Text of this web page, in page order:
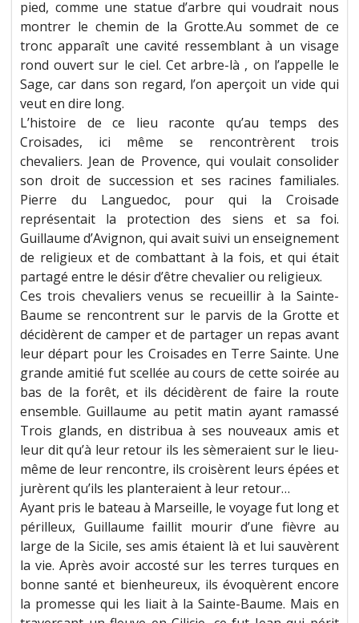
pied, comme une statue d’arbre qui voudrait nous
montrer le chemin de la Grotte.Au sommet de ce
tronc apparaît une cavité ressemblant à un visage
rond ouvert sur le ciel. Cet arbre-là , on l’appelle le
Sage, car dans son regard, l’on aperçoit un vide qui
veut en dire long.
L’histoire de ce lieu raconte qu’au temps des
Croisades, ici même se rencontrèrent trois
chevaliers. Jean de Provence, qui voulait consolider
son droit de succession et ses racines familiales.
Pierre du Languedoc, pour qui la Croisade
représentait la protection des siens et sa foi.
Guillaume d’Avignon, qui avait suivi un enseignement
de religieux et de combattant à la fois, et qui était
partagé entre le désir d’être chevalier ou religieux.
Ces trois chevaliers venus se recueillir à la Sainte-
Baume se rencontrent sur le parvis de la Grotte et
décidèrent de camper et de partager un repas avant
leur départ pour les Croisades en Terre Sainte. Une
grande amitié fut scellée au cours de cette soirée au
bas de la forêt, et ils décidèrent de faire la route
ensemble. Guillaume au petit matin ayant ramassé
Trois glands, en distribua à ses nouveaux amis et
leur dit qu’à leur retour ils les sèmeraient sur le lieu-
même de leur rencontre, ils croisèrent leurs épées et
jurèrent qu’ils les planteraient à leur retour…
Ayant pris le bateau à Marseille, le voyage fut long et
périlleux, Guillaume faillit mourir d’une fièvre au
large de la Sicile, ses amis étaient là et lui sauvèrent
la vie. Après avoir accosté sur les terres turques en
bonne santé et bienheureux, ils évoquèrent encore
la promesse qui les liait à la Sainte-Baume. Mais en